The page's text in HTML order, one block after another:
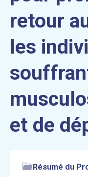
retour
les
et de
Résumé du